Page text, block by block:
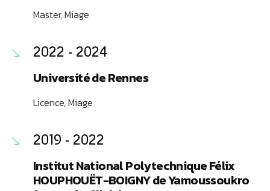
Master, Miage
2022 - 2024
Université de Rennes
Licence, Miage
2019 - 2022
Institut National Polytechnique Félix
HOUPHOUËT-BOIGNY de Yamoussoukro